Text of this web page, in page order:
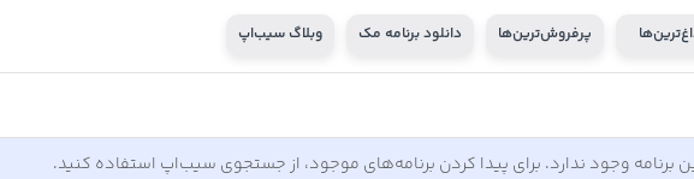
پرفروش‌ترین‌ها دانلود برنامه مک وبلاگ سیب‌اپ
برنامه وجود ندارد. برای پیدا کردن برنامه‌های موجود، از جستجوی سیب‌اپ استفاده کنید.